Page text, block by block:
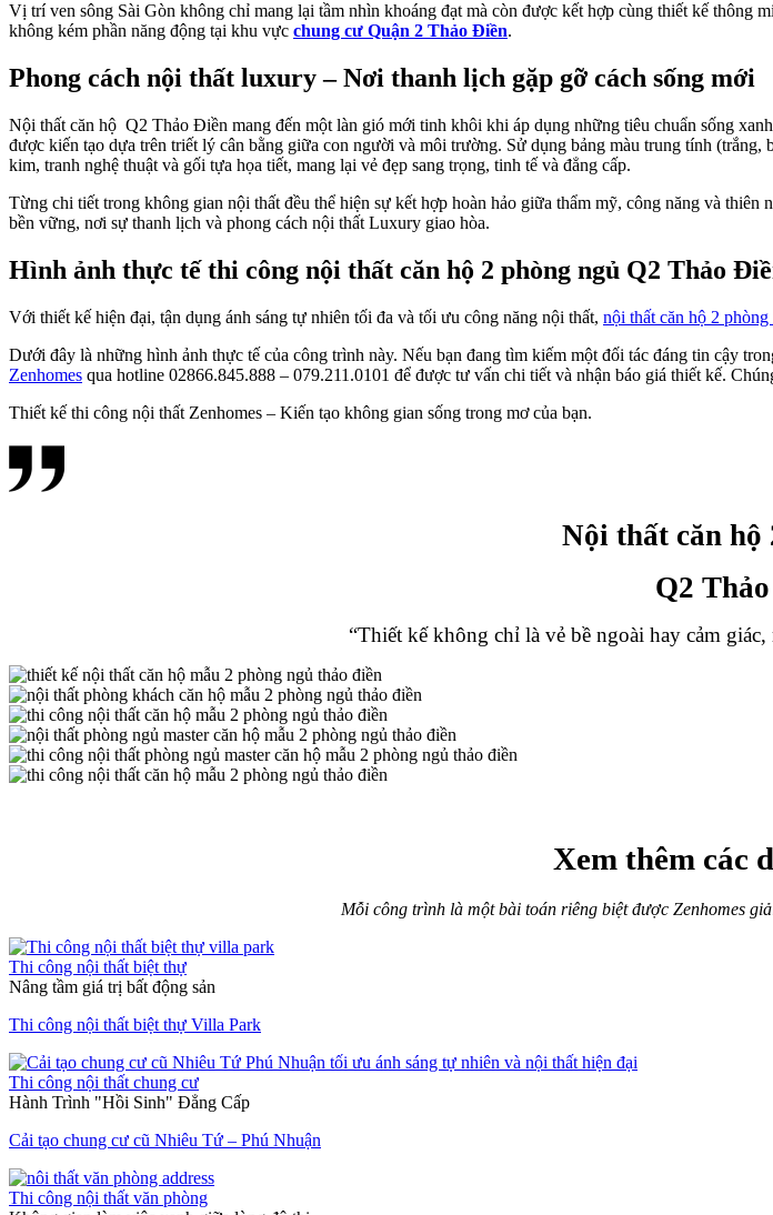
Vị trí ven sông Sài Gòn không chỉ mang lại tầm nhìn khoáng đạt mà còn được kết hợp cùng thiết kế
không kém phần năng động tại khu vực chung cư Quận 2 Thảo Điền.
Phong cách nội thất luxury – Nơi thanh lịch gặp gỡ cách sống mới
Nội thất căn hộ Q2 Thảo Điền mang đến một làn gió mới tinh khôi khi áp dụng những tiêu chuẩn sống
được kiến tạo dựa trên triết lý cân bằng giữa con người và môi trường. Sử dụng bảng màu trung tính
kim, tranh nghệ thuật và gối tựa họa tiết, mang lại vẻ đẹp sang trọng, tinh tế và đẳng cấp.
Từng chi tiết trong không gian nội thất đều thể hiện sự kết hợp hoàn hảo giữa thẩm mỹ, công năng và
bền vững, nơi sự thanh lịch và phong cách nội thất Luxury giao hòa.
Hình ảnh thực tế thi công nội thất căn hộ 2 phòng ngủ Q2 Thảo
Với thiết kế hiện đại, tận dụng ánh sáng tự nhiên tối đa và tối ưu công năng nội thất, nội thất căn hộ 2 phòng
Dưới đây là những hình ảnh thực tế của công trình này. Nếu bạn đang tìm kiếm một đối tác đáng tin cậy
Zenhomes qua hotline 02866.845.888 – 079.211.0101 để được tư vấn chi tiết và nhận báo giá thiết kế.
Thiết kế thi công nội thất Zenhomes – Kiến tạo không gian sống trong mơ của bạn.
Nội thất căn hộ
Q2
“Thiết kế không chỉ là vẻ bề ngoài hay cảm
Xem thêm các
Mỗi công trình là một bài toán riêng biệt được Zenhomes
Thi công nội thất biệt thự
Nâng tầm giá trị bất động sản
Thi công nội thất biệt thự Villa Park
Thi công nội thất chung cư
Hành Trình "Hồi Sinh" Đẳng Cấp
Cải tạo chung cư cũ Nhiêu Tứ – Phú Nhuận
Thi công nội thất văn phòng